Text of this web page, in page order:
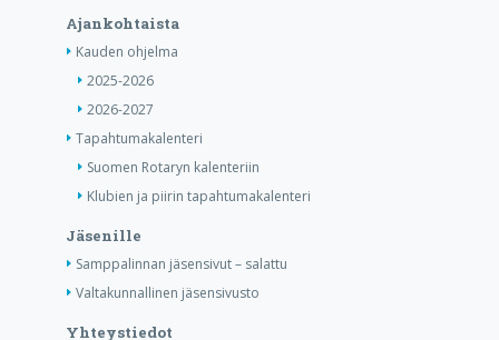
Ajankohtaista
Kauden ohjelma
2025-2026
2026-2027
Tapahtumakalenteri
Suomen Rotaryn kalenteriin
Klubien ja piirin tapahtumakalenteri
Jäsenille
Samppalinnan jäsensivut – salattu
Valtakunnallinen jäsensivusto
Yhteystiedot